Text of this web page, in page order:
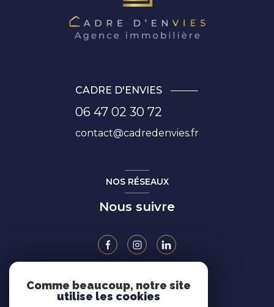
CADRE D'ENVIES
06 47 02 30 72
contact@cadredenvies.fr
NOS RÉSEAUX
Nous suivre
ADHÉRENTS
Comme beaucoup, notre site
utilise les cookies